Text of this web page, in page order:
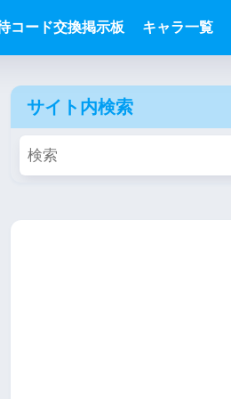
コード交換掲示板 キャラ一覧
サイト内検索